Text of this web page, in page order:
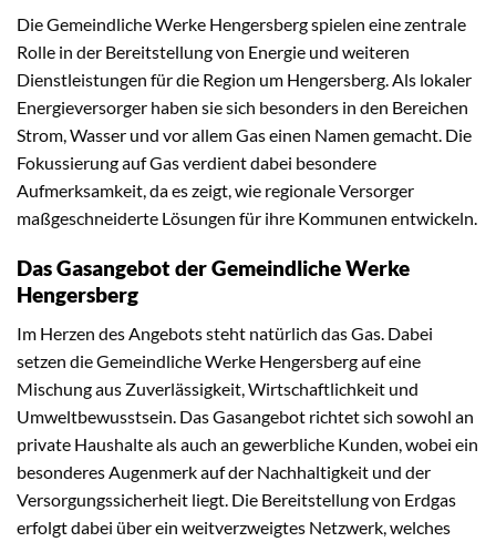
Die Gemeindliche Werke Hengersberg spielen eine zentrale
Rolle in der Bereitstellung von Energie und weiteren
Dienstleistungen für die Region um Hengersberg. Als lokaler
Energieversorger haben sie sich besonders in den Bereichen
Strom, Wasser und vor allem Gas einen Namen gemacht. Die
Fokussierung auf Gas verdient dabei besondere
Aufmerksamkeit, da es zeigt, wie regionale Versorger
maßgeschneiderte Lösungen für ihre Kommunen entwickeln.
Das Gasangebot der Gemeindliche Werke
Hengersberg
Im Herzen des Angebots steht natürlich das Gas. Dabei
setzen die Gemeindliche Werke Hengersberg auf eine
Mischung aus Zuverlässigkeit, Wirtschaftlichkeit und
Umweltbewusstsein. Das Gasangebot richtet sich sowohl an
private Haushalte als auch an gewerbliche Kunden, wobei ein
besonderes Augenmerk auf der Nachhaltigkeit und der
Versorgungssicherheit liegt. Die Bereitstellung von Erdgas
erfolgt dabei über ein weitverzweigtes Netzwerk, welches